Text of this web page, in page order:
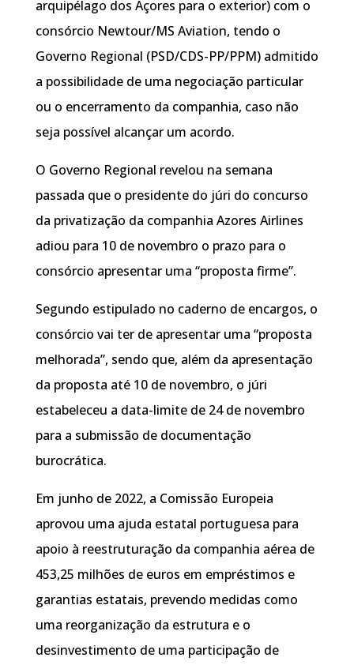
arquipélago dos Açores para o exterior) com o
consórcio Newtour/MS Aviation, tendo o
Governo Regional (PSD/CDS-PP/PPM) admitido
a possibilidade de uma negociação particular
ou o encerramento da companhia, caso não
seja possível alcançar um acordo.
O Governo Regional revelou na semana
passada que o presidente do júri do concurso
da privatização da companhia Azores Airlines
adiou para 10 de novembro o prazo para o
consórcio apresentar uma “proposta firme”.
Segundo estipulado no caderno de encargos, o
consórcio vai ter de apresentar uma “proposta
melhorada”, sendo que, além da apresentação
da proposta até 10 de novembro, o júri
estabeleceu a data-limite de 24 de novembro
para a submissão de documentação
burocrática.
Em junho de 2022, a Comissão Europeia
aprovou uma ajuda estatal portuguesa para
apoio à reestruturação da companhia aérea de
453,25 milhões de euros em empréstimos e
garantias estatais, prevendo medidas como
uma reorganização da estrutura e o
desinvestimento de uma participação de